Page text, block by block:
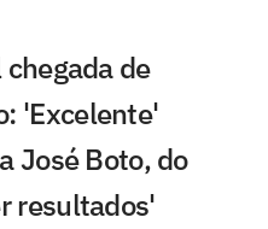
de
'Excelente'
José Boto, do
resultados'